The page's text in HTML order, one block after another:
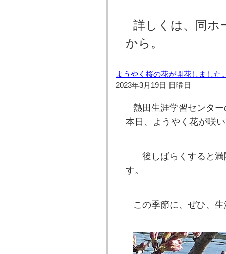
詳しくは、同ホ
から。
ようやく桜の花が開花しました
2023年3月19日 日曜日
熱田生涯学習センタ
本日、ようやく花が咲
後しばらくすると
す。
この季節に、ぜひ、